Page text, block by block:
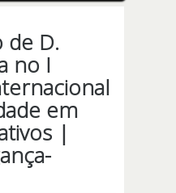
de D.
no I
em
|